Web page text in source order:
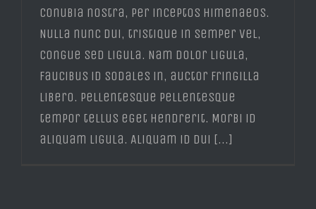
conubia nostra, per inceptos himenaeos.
Nulla nunc dui, tristique in semper vel,
congue sed ligula. Nam dolor ligula,
faucibus id sodales in, auctor fringilla
libero. Pellentesque pellentesque
tempor tellus eget hendrerit. Morbi id
aliquam ligula. Aliquam id dui [...]